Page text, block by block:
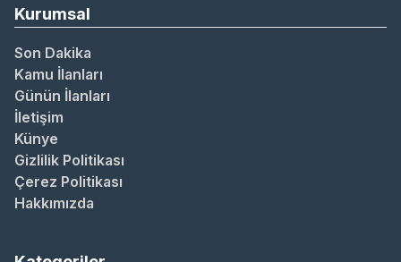
Kurumsal
Son Dakika
Kamu İlanları
Günün İlanları
İletişim
Künye
Gizlilik Politikası
Çerez Politikası
Hakkımızda